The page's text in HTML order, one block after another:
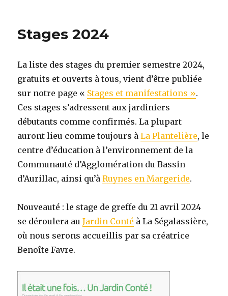
Stages 2024
La liste des stages du premier semestre 2024,
gratuits et ouverts à tous, vient d’être publiée
sur notre page « Stages et manifestations ».
Ces stages s’adressent aux jardiniers
débutants comme confirmés. La plupart
auront lieu comme toujours àLa Plantelière, le
centre d’éducation à l’environnement de la
Communauté d’Agglomération du Bassin
d’Aurillac, ainsi qu’àRuynes en Margeride.
Nouveauté : le stage de greffe du 21 avril 2024
se déroulera auJardin Conté à La Ségalassière,
où nous serons accueillis par sa créatrice
Benoîte Favre.